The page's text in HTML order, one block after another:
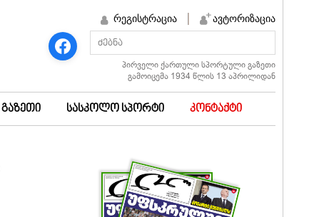
რეგისტრაცია ავტორიზაცია
პირველი ქართული სპორტული გაზეთი
გამოიცემა 1934 წლის 13 აპრილიდან
გაზეთი სასკოლო სპორტი კონტაქტი